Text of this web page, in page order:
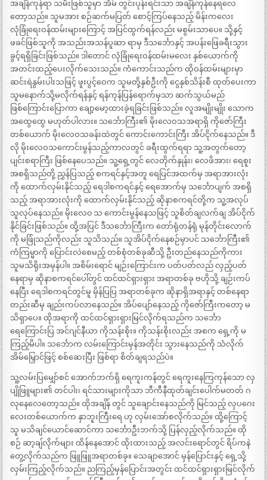
အချိန်ကုန်ရာ သမီးဖြစ်သူမှာ အိမ် တွင်းပုန်းရင်းသာ အချိန်ကုန်နေရလေ
တော့သည်။ သူမအား စဉ်ဆက်မပြတ် စောင့်ကြပ်နေသည့် မိန်းကလေး
လုံခြုံရေးဝန်ထမ်းများကြောင့် အပြင်ထွက်ရန်လည်း မစွမ်းသာပေ။ သို့နှင့်
ဖခင်ဖြစ်သူကို အသည်းအသန်ပူဆာ ရာမှ ဒီသင်္ဘောနှင့် အပန်းဖြေခရီးသွား
ခွင့်ရရှိခြင်းဖြစ်သည်။ ဒါတောင် လုံခြုံရေးဝန်ထမ်းမလေး နှစ်ယောက်ကို
အတင်းထည့်ပေးလိုက်သေးသည်။ ကံကောင်းသည်က ထိုဝန်ထမ်းများမှာ
ဆင်းရဲနွမ်းပါးသဖြင့် ဖူးပွင့်ဝေက သူမတို့နှစ်ဦးကို ငွေနှစ်သိန်းစီ ထုတ်ပေးကာ
သူမနောက်သို့မလိုက်ရန်နှင့် ရန်ကုန်ပြန်ရောက်မှသာ ဆက်သွယ်မည်
ဖြစ်ကြောင်းပြောကာ ချော့မော့ထားခဲ့ရခြင်းဖြစ်သည်။ လူအမျိုးမျိုး သောက
အထွေထွေ မဟုတ်ပါလား။ သင်္ဘောကြီး၏ မိုးလေဝသအရာရှိ ကိုဇော်ကြီး
တစ်ယောက် မိုးလေဝသခန်းထဲတွင် ကောင်းကောင်းကြီး အိပ်ငိုက်နေသည်။ ဒီ
လို မိုးလေဝသကောင်းမွန်သည့်ကာလတွင် ခရီးထွက်ရရာ သူ့အတွက်တော့
ပျင်းစရာကြီး ဖြစ်နေပေသည်။ သူ့ရှေ့တွင် လေတိုက်နှုန်း၊ လေဖိအား၊ ရေစူး
အစရှိသည်တို့ ညွှန်ပြသည့် စကရင်နှင့်အတူ ရေပြင်အထက်မှ အရာအားလုံး
ကို ထောက်လှမ်းနိုင်သည့် ရေဒါစကရင်နှင့် ရေအောက်မှ သင်္ဘောပျက် အစရှိ
သည့် အရာအားလုံးကို ထောက်လှမ်းနိုင်သည့် ဆိုနာစကရင်တို့က သူ့အလုပ်
သူလုပ်နေသည်။ မိုးလေ၀ သ ကောင်းမွန်နေသဖြင့် သူစိတ်ချလက်ချ အိပ်ငိုက်
နိုင်ခြင်းဖြစ်သည်။ ထို့အပြင် ဒီသင်္ဘောကြီးက တော်ရုံတန်ရုံ မုန်တိုင်းလောက်
ကို မဖြုံသည်ကိုလည်း သူသိသည်။ သူအိပ်ငိုက်နေစဉ်မှာပင် သင်္ဘောကြီး၏
ကံကြမ္မာကို ပြောင်းလဲစေမည့် တစ်စုံတစ်ခုဆီသို့ ဦးတည်နေသည်ကိုကား
သူမသိရိုးအမှန်ပါ။ အစိမ်းရောင် မျဉ်းကြောင်းက ပတ်ပတ်လည် လှည့်ပတ်
နေရာမှ ဆိုနာစကရင်ပေါ်တွင် ထင်ထင်ရှားရှား အရာတစ်ခု ဗဟိုသို့ ချဉ်းကပ်
နေပြီး ရေဒါစကရင်တွင်မူ မှိန်ပြပြ အရာတစ်ခုက ဆိုနာရှိအရာနှင့် တစ်နေရာ
တည်းဆီမှ ချည်းကပ်လာနေသည်။ အိပ်ပျော်နေသည့် ကိုဇော်ကြီးကတော့ မ
သိရှာပေ။ ထိုအရာကို ထင်ထင်ရှားရှားမြင်လိုက်ရသည်က သင်္ဘော
ရေကြောင်းပြ အင်ဂျင်နီယာ ကိုသန်းစိုး။ ကိုသန်းစိုးလည်း အစက ရှေ့ကို မ
ကြည့်မိပါ။ သင်္ဘောက လမ်းကြောင်းမှန်အတိုင်း သွားနေသည်ကို သံလိုက်
အိမ်မြှောင်ဖြင့် စစ်ဆေးပြီး ဖြစ်ရာ စိတ်ချရသည်ပဲ။
သူ့လမ်းပြမျှော်စင် အောက်ဘက်ရှိ ရေကူးကန်တွင် ရေကူးနေကြကုန်သော လှ
ပျိုဖြူများ၏ တင်ပါး၊ ရင်သားများကိုသာ ဘီကီနီထုတ်ချင်းပေါက်မတတ် ဂ
လုနေလေတော့သည်။ ထိုအချိန် တွင် သူချောင်းနေသည်ကို မြင်သည့် လှပဂေး
လေးတစ်ယောက်က နှာဘူးကြီးရေ ဟု လှမ်းအော်စလိုက်သည်။ ထို့ကြောင့်
သူ မသိချင်ယောင်ဆောင်ကာ သင်္ဘောဦးဘက်သို့ ပြန်လှည့်လိုက်သည်။ ထို
စဉ် ဆာ့ချ်လိုက်များ ထိန်နေအောင် ထိုးထားသည့် အလင်းရောင်တွင် ရိပ်ကနဲ
တွေ့လိုက်သည်က ဖြူဖြူအရာတစ်ခု။ သေချာအောင် မှန်ပြောင်းနှင့် ရှေ့သို့
လှမ်းကြည့်လိုက်သည်။ ညကြည့်မှန်ပြောင်းအတွင်း ထင်ထင်ရှားရှားမြင်လိုက်